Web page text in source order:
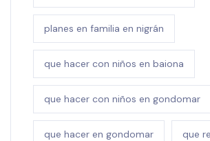
planes en familia en nigrán
que hacer con niños en baiona
que hacer con niños en gondomar
que hacer en gondomar que